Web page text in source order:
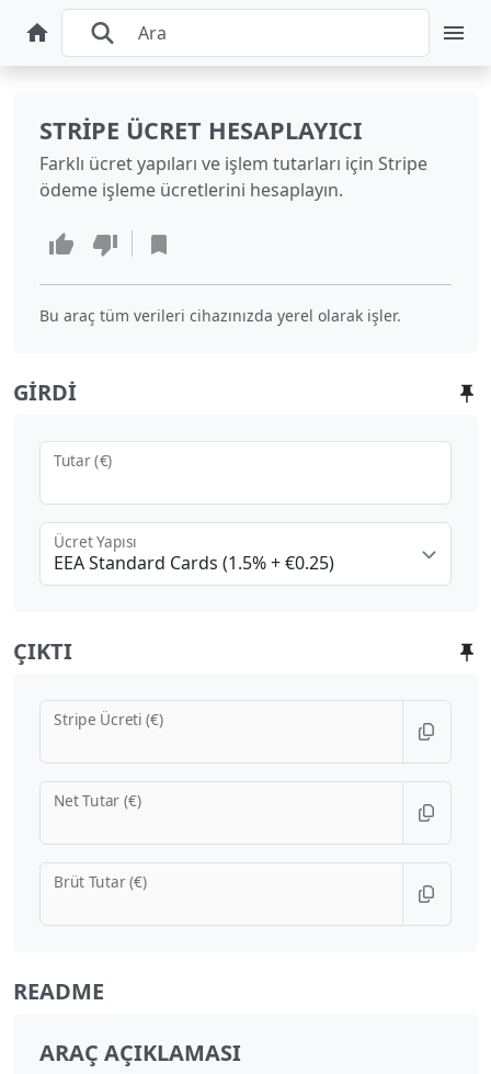
STRIPE ÜCRET HESAPLAYICI
Farklı ücret yapıları ve işlem tutarları için Stripe
ödeme işleme ücretlerini hesaplayın.
Bu araç tüm verileri cihazınızda yerel olarak işler.
GIRDI
Tutar (€)
EEA Standard Cards (1.5% + €0.25)
Ücret Yapısı
ÇIKTI
Stripe Ücreti (€)
Net Tutar (€)
Brüt Tutar (€)
README
ARAÇ AÇIKLAMASI